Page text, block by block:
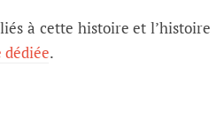
à cette histoire et l’histoire
dédiée.